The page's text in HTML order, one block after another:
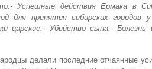
Успешные действия Ермака в
для принятия сибирских городов у
царские.- Убийство сына.- Болезнь
делали последние отчаянные